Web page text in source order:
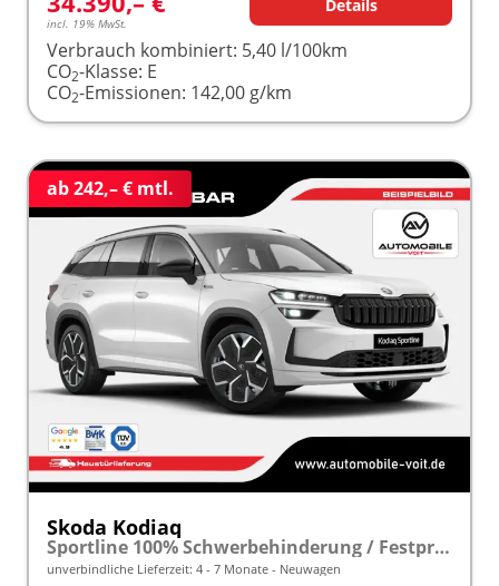
incl. 19% MwSt.
Details
Verbrauch kombiniert: 5,40 l/100km
CO2-Klasse: E
CO2-Emissionen: 142,00 g/km
ab 242,– € mtl.
Skoda Kodiaq
Sportline 100% Schwerbehinderung / Festpreisgarantie* Modelljahr 1.5 TSI Mild-Hybrid 150PS DSG "Sonderangebot bei Schwerbehinderung" frei konfigurierbar!
unverbindliche Lieferzeit: 4 - 7 Monate Neuwagen